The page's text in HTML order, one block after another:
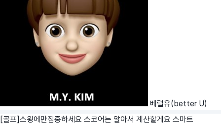
베럴유(better U)
[골프]스윙에만집중하세요 스코어는 알아서 계산할게요 스마트